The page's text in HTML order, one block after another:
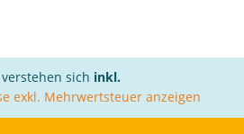
sich inkl.
exkl. Mehrwertsteuer anzeigen